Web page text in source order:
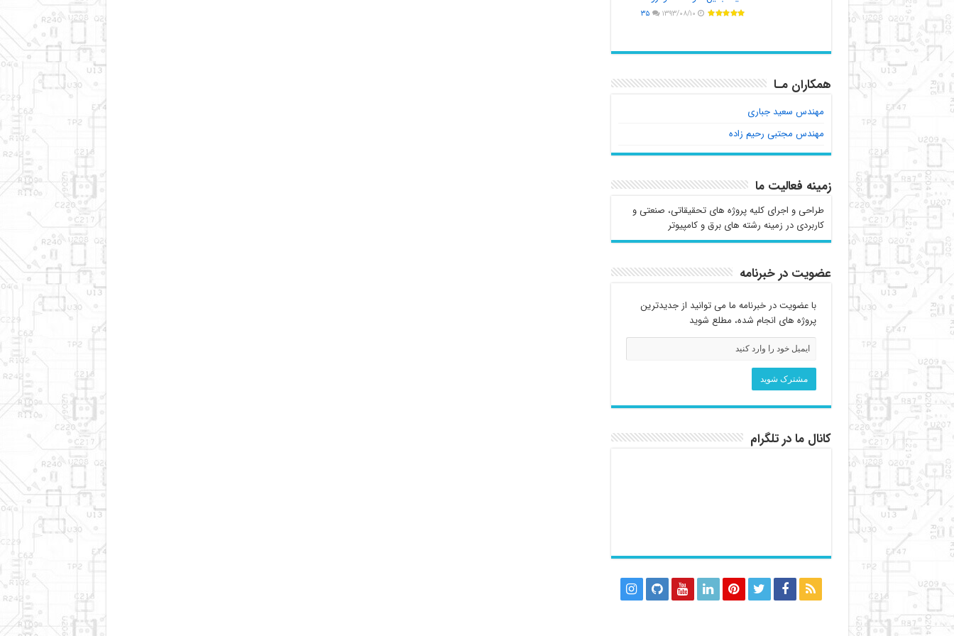
۱۳۹۳/۰۸/۱۰ ۳۵
همکاران مـا
مهندس سعید جباری
مهندس مجتبی رحیم زاده
زمینه فعالیت ما
طراحی و اجرای کلیه پروژه های تحقیقاتی، صنعتی و
کاربردی در زمینه رشته های برق و کامپیوتر
عضویت در خبرنامه
با عضویت در خبرنامه ما می توانید از جدیدترین
پروژه های انجام شده، مطلع شوید
کانال ما در تلگرام